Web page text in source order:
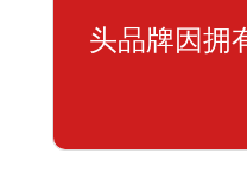
头品牌因拥